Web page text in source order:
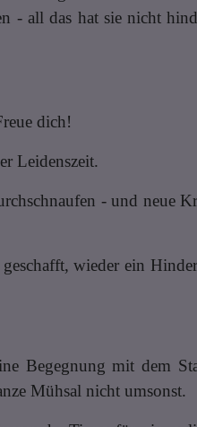
- all das hat sie nicht
dich!
Leidenszeit.
- und neue
wieder ein
Begegnung mit dem
Mühsal nicht umsonst.